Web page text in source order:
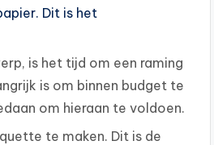
Dit is het
is het tijd om een raming
is om binnen budget te
om hieraan te voldoen.
te maken. Dit is de